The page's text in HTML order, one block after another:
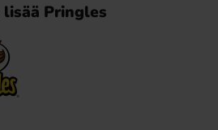
lisää Pringles